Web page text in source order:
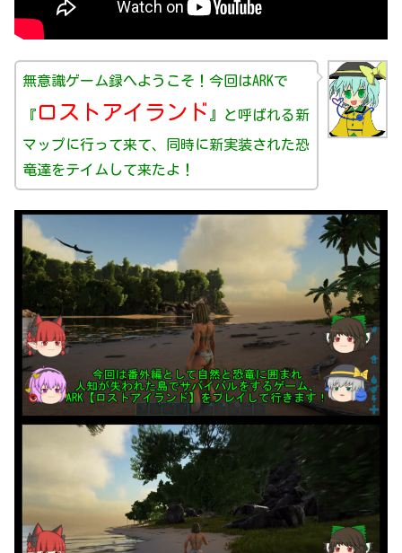
無意識ゲーム録へようこそ！今回はARKで
『 ロストアイランド 』と呼ばれる新
マップに行って来て、同時に新実装された恐
竜達をテイムして来たよ！